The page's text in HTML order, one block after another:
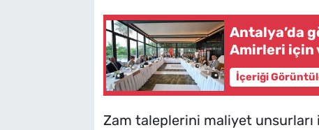
Antalya’da
Amirleri için
İçeriği
Zam taleplerini maliyet unsurları